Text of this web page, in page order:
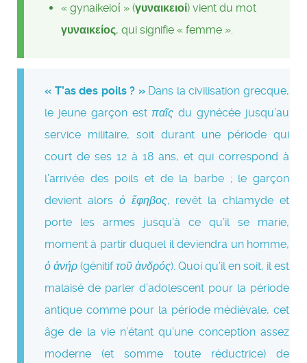
« gynaikeioί » (γυναικειοί) vient du mot
γυναικείος, qui signifie « femme ».
« T’as des poils ? »Dans la civilisation grecque,
le jeune garçon est παῖς du gynécée jusqu’au
service militaire, soit durant une période qui
court de ses 12 à 18 ans, et qui correspond à
l’arrivée des poils et de la barbe ; le garçon
devient alors ὁ ἔφηβος, revêt la chlamyde et
porte les armes jusqu’à ce qu’il se marie,
moment à partir duquel il deviendra un homme,
ὁ ἀνήρ (génitifτοῦ ἀνδρός). Quoi qu’il en soit, il est
malaisé de parler d’adolescent pour la période
antique comme pour la période médiévale, cet
âge de la vie n’étant qu’une conception assez
moderne (et somme toute réductrice) de